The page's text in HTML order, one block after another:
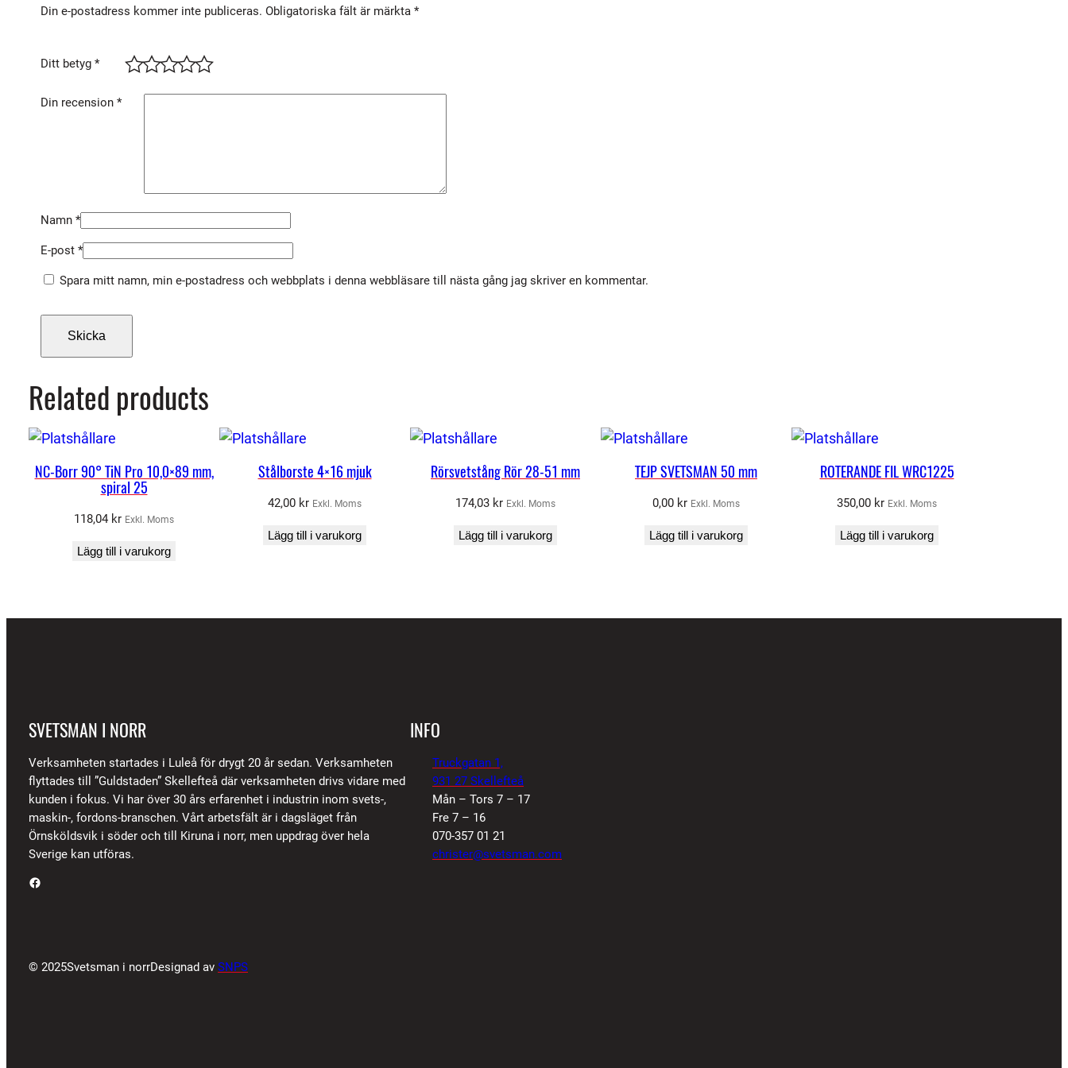
,
n
Din e-postadress kommer inte publiceras. Obligatoriska fält är märkta *
Ditt betyg *
Din recension *
Namn *
E-post *
Spara mitt namn, min e-postadress och webbplats i denna webbläsare till nästa gång jag skriver en kommentar.
Related products
NC-Borr 90° TiN Pro 10,0×89 mm,
spiral 25
118,04 kr Exkl. Moms
Lägg till i varukorg
Stålborste 4×16 mjuk
42,00 kr Exkl. Moms
Lägg till i varukorg
Rörsvetstång Rör 28-51 mm
174,03 kr Exkl. Moms
Lägg till i varukorg
TEJP SVETSMAN 50 mm
0,00 kr Exkl. Moms
Lägg till i varukorg
ROTERANDE FIL WRC1225
350,00 kr Exkl. Moms
Lägg till i varukorg
SVETSMAN I NORR
Verksamheten startades i Luleå för drygt 20 år sedan. Verksamheten
flyttades till ”Guldstaden” Skellefteå där verksamheten drivs vidare med
kunden i fokus. Vi har över 30 års erfarenhet i industrin inom svets-,
maskin-, fordons-branschen. Vårt arbetsfält är i dagsläget från
Örnsköldsvik i söder och till Kiruna i norr, men uppdrag över hela
Sverige kan utföras.
Facebook
INFO
Truckgatan 1,
931 27 Skellefteå
Mån – Tors 7 – 17
Fre 7 – 16
070-357 01 21
christer@svetsman.com
© 2025Svetsman i norrDesignad av SNPS